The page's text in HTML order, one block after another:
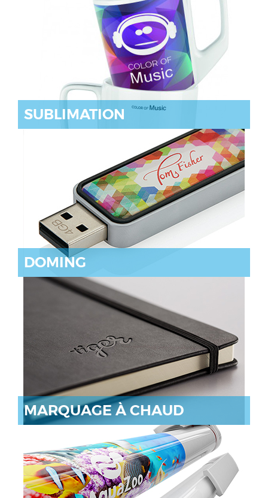
SUBLIMATION
DOMING
MARQUAGE À CHAUD